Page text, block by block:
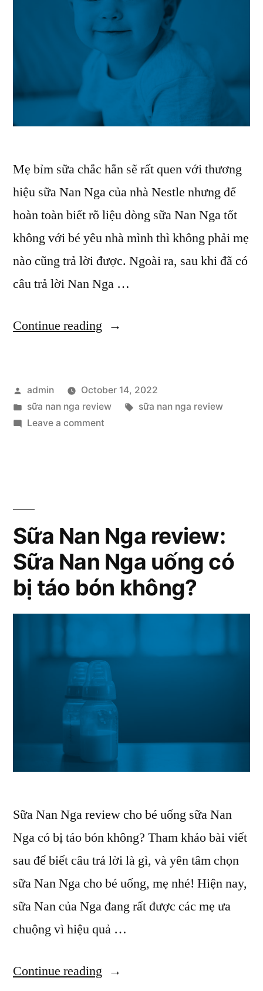
Mẹ bỉm sữa chắc hẳn sẽ rất quen với thương
hiệu sữa Nan Nga của nhà Nestle nhưng để
hoàn toàn biết rõ liệu dòng sữa Nan Nga tốt
không với bé yêu nhà mình thì không phải mẹ
nào cũng trả lời được. Ngoài ra, sau khi đã có
câu trả lời Nan Nga …
Continue reading “Cùng
hiểu
sữa
nhiêu
để
chọn
cho
của
mình”
Posted
by
admin
October 14, 2022
Posted
in
sữa nan nga review Tags:
sữa nan nga review
Leave a commenton
Nga
giá
bao
nhiêu
bé
yêu
của
mình
Sữa Nan Nga review:
Sữa Nan Nga uống có
bị táo bón không?
Sữa Nan Nga review cho bé uống sữa Nan
Nga có bị táo bón không? Tham khảo bài viết
sau để biết câu trả lời là gì, và yên tâm chọn
sữa Nan Nga cho bé uống, mẹ nhé! Hiện nay,
sữa Nan của Nga đang rất được các mẹ ưa
chuộng vì hiệu quả …
Continue reading “Sữa